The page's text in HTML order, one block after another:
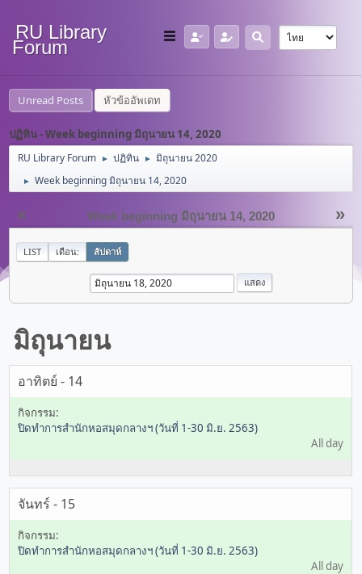
RU Library
Forum
Unread Posts หัวข้ออัพเดท
ปฏิทิน - Week beginning มิถุนายน 14, 2020
RU Library Forum ► ปฏิทิน ► มิถุนายน 2020
► Week beginning มิถุนายน 14, 2020
« »
Week beginning มิถุนายน 14, 2020
LIST เดือน: สัปดาห์
มิถุนายน
อาทิตย์ - 14
ปิดทำการสำนักหอสมุดกลางฯ (วันที่ 1-30 มิ.ย. 2563)
All day
จันทร์ - 15
ปิดทำการสำนักหอสมุดกลางฯ (วันที่ 1-30 มิ.ย. 2563)
All day